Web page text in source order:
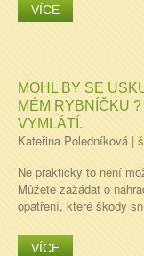
VÍCE
MOHL BY SE
MÉM RYBNÍČKU
VYMLÁTÍ.
Kateřina Poledníková |
Ne prakticky to není
Můžete zažádat o
opatření, které škody
VÍCE